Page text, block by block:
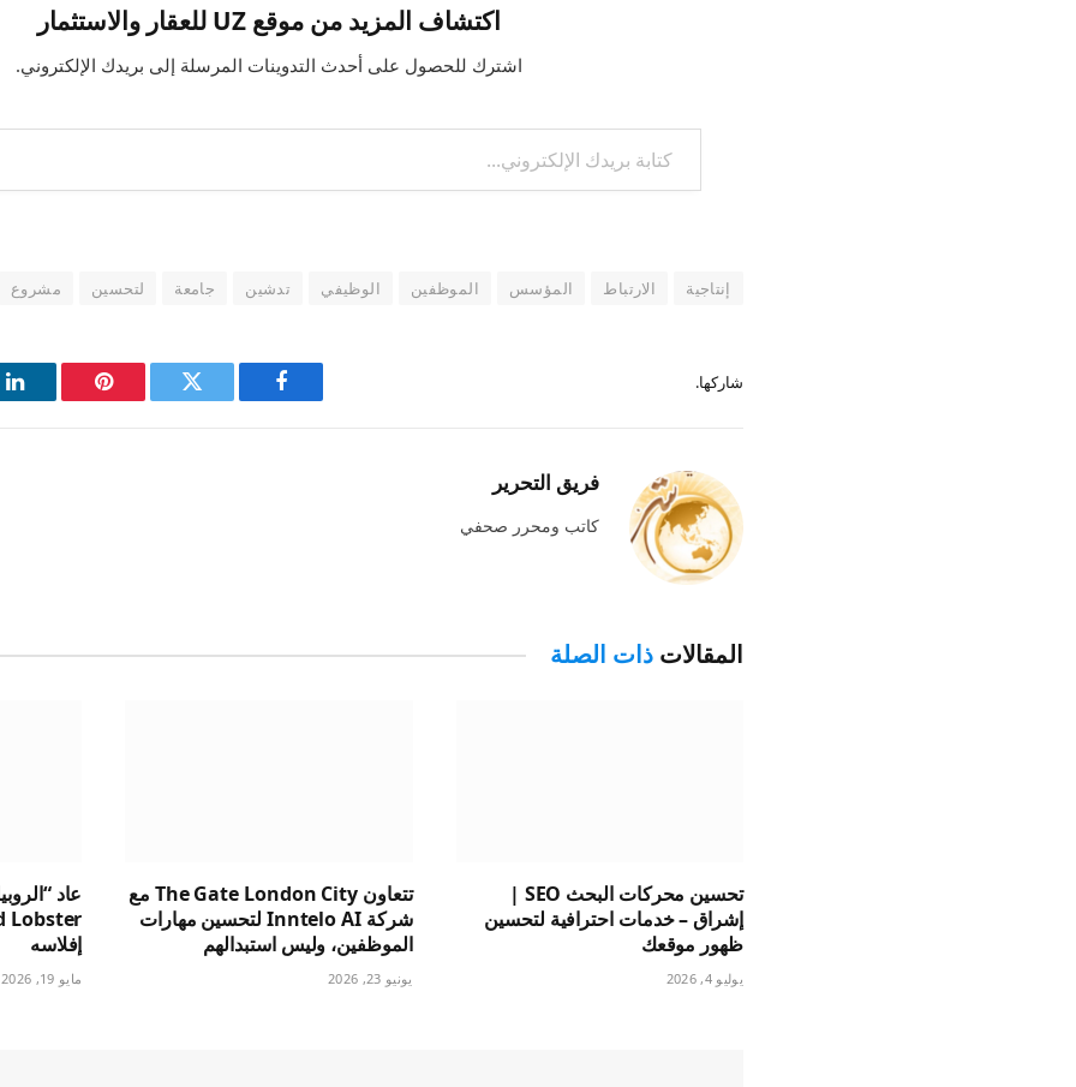
اكتشاف المزيد من موقع UZ للعقار والاستثمار
اشترك للحصول على أحدث التدوينات المرسلة إلى بريدك الإلكتروني.
كتابة بريدك الإلكتروني...
إنتاجية الارتباط المؤسس الموظفين الوظيفي تدشين جامعة لتحسين مشروع
شاركها.
فيسبوك
تويتر بينتيريست
فريق التحرير
كاتب ومحرر صحفي
المقالاتذات الصلة
تحسين محركات البحث SEO |
إشراق – خدمات احترافية لتحسين
ظهور موقعك
يوليو 4, 2026
تتعاون The Gate London City مع
شركة Inntelo AI لتحسين مهارات
الموظفين، وليس استبدالهم
يونيو 23, 2026
عاد
إفلاسه
مايو 19, 2026